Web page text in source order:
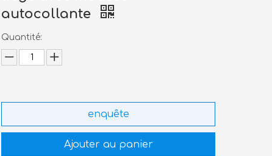
autocollante
Quantité:
enquête
Ajouter au panier